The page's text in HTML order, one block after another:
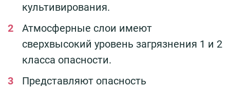
культивирования.
Атмосферные слои имеют
сверхвысокий уровень загрязнения 1 и 2
класса опасности.
Представляют опасность